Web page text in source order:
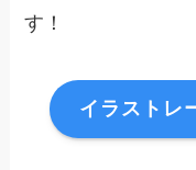
す！
イラストレ